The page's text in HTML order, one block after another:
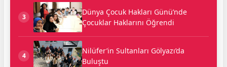
3
Dünya Çocuk Hakları Günü’nde
Çocuklar Haklarını Öğrendi
4
Nilüfer’in Sultanları Gölyazı’da
Buluştu